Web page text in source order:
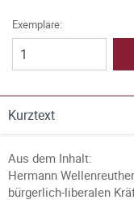
Exemplare:
Kurztext
Aus dem Inhalt:
Hermann
bürgerlich-liberalen